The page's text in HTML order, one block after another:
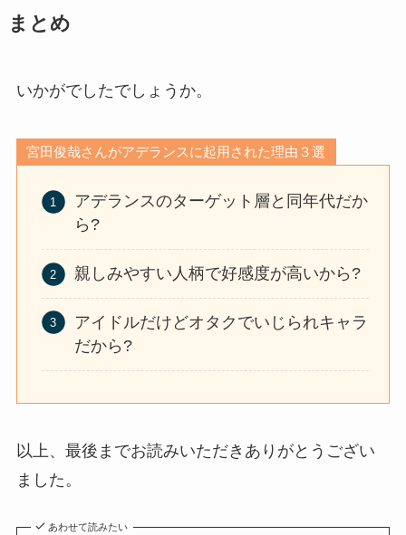
まとめ
いかがでしたでしょうか。
宮田俊哉さんがアデランスに起用された理由３選
アデランスのターゲット層と同年代だか
ら?
親しみやすい人柄で好感度が高いから?
アイドルだけどオタクでいじられキャラ
だから?
以上、最後までお読みいただきありがとうござい
ました。
あわせて読みたい